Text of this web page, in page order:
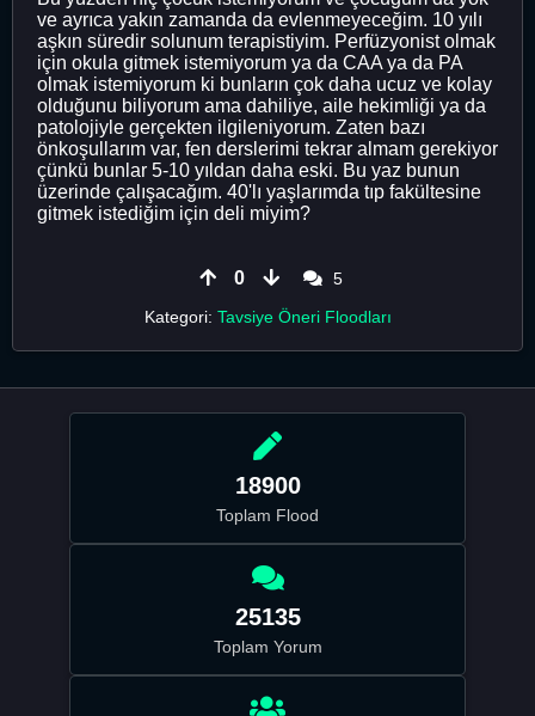
ve ayrıca yakın zamanda da evlenmeyeceğim. 10 yılı
aşkın süredir solunum terapistiyim. Perfüzyonist olmak
için okula gitmek istemiyorum ya da CAA ya da PA
olmak istemiyorum ki bunların çok daha ucuz ve kolay
olduğunu biliyorum ama dahiliye, aile hekimliği ya da
patolojiyle gerçekten ilgileniyorum. Zaten bazı
önkoşullarım var, fen derslerimi tekrar almam gerekiyor
çünkü bunlar 5-10 yıldan daha eski. Bu yaz bunun
üzerinde çalışacağım. 40'lı yaşlarımda tıp fakültesine
gitmek istediğim için deli miyim?
0
5
Kategori: Tavsiye Öneri Floodları
18900
Toplam Flood
25135
Toplam Yorum